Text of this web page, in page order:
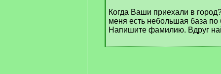
Когда Ваши приехали в
меня есть небольшая база
Напишите фамилию. Вдруг
[